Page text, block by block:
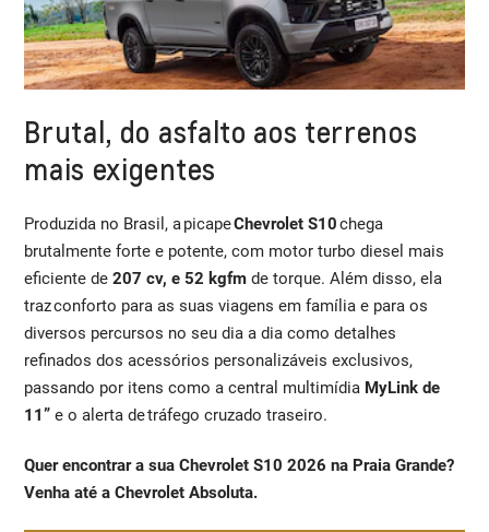
Brutal, do asfalto aos terrenos
mais exigentes
Produzida no Brasil, a picapeChevrolet S10chega
brutalmente forte e potente, com motor turbo diesel mais
eficiente de207 cv, e 52 kgfm de torque. Além disso, ela
traz conforto para as suas viagens em família e para os
diversos percursos no seu dia a dia como detalhes
refinados dos acessórios personalizáveis exclusivos,
passando por itens como a central multimídia MyLink de
11” e o alerta de tráfego cruzado traseiro.
Quer encontrar a sua Chevrolet S10 2026 na Praia Grande?
Venha até a Chevrolet Absoluta.